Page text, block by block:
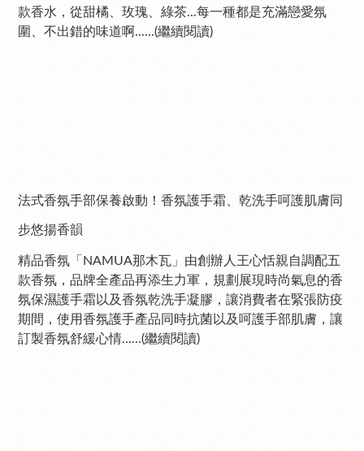
款香水，從甜橘、玫瑰、綠茶...每一種都是充滿戀愛氛
圍、不出錯的味道啊......(繼續閱讀)
法式香氛手部保養啟動！香氛護手霜、乾洗手呵護肌膚同
步悠揚香韻
精品香氛「NAMUA那木瓦」由創辦人王心恬親自調配五
款香氛，品牌全產品再添生力軍，規劃展現時尚氣息的香
氛保濕護手霜以及香氛乾洗手凝膠，讓消費者在緊張防疫
期間，使用香氛護手產品同時抗菌以及呵護手部肌膚，讓
訂製香氛舒緩心情......(繼續閱讀)